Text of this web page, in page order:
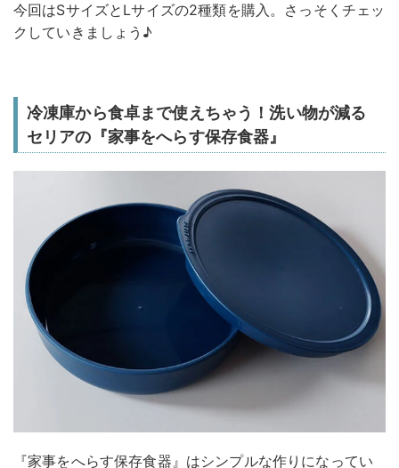
今回はSサイズとLサイズの2種類を購入。さっそくチェッ
クしていきましょう♪
冷凍庫から食卓まで使えちゃう！洗い物が減る
セリアの『家事をへらす保存食器』
『家事をへらす保存食器』はシンプルな作りになってい